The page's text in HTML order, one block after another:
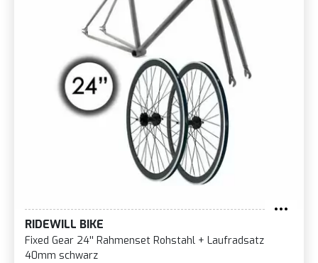
RIDEWILL BIKE
Fixed Gear 24'' Rahmenset Rohstahl + Laufradsatz
40mm schwarz